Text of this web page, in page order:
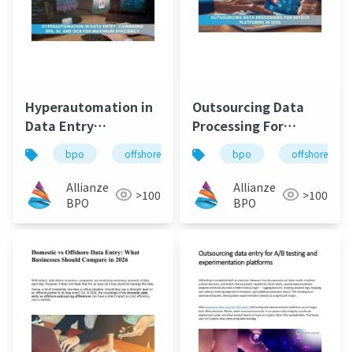
Hyperautomation in
Data Entry
Combining RPA, AI,
and OCR for
Maximum Efficiency
bpo offshore automation
Allianze
BPO
>100
Outsourcing Data
Processing For
EdTech Platforms In
2026
bpo offshore
Allianze
BPO
>100